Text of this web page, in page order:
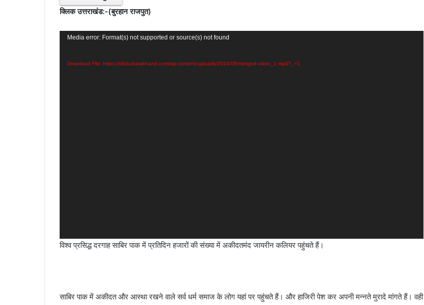
क्लिक उत्तराखंड:-(बुरहान राजपुत)
Video
Media error: Format(s) not supported or source(s) not found
Download File: https://clickuttarakhand.com/wp-content/uploads/2024/08/merged-video_1.mp4?_=1
विश्व प्रसिद्ध दरगाह साबिर पाक में प्रतिदिन हजारों की संख्या में अकीदतमंद जायरीन कलियर पहुंचते हैं।
साबिर पाक में अकीदत और आस्था रखने वाले सर्व धर्म समाज के लोग यहां पर पहुंचते हैं। और हाजिरी पेश कर अपनी मन्नते मुरादे मांगते हैं। वही